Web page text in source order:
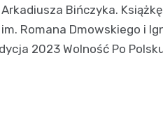
Arkadiusza Bińczyka.
Romana Dmowskiego i
2023 Wolność Po